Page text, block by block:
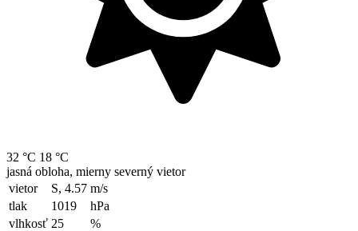
32 °C 18 °C
jasná obloha, mierny severný vietor
vietor
S, 4.57 m/s
tlak
1019
hPa
vlhkosť 25
%